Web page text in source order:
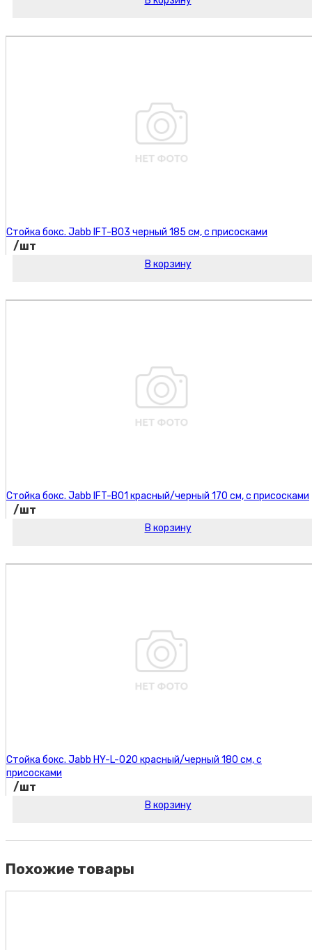
Стойка бокс. Jabb IFT-B03 черный 185 см, с присосками
/шт
В корзину
Стойка бокс. Jabb IFT-B01 красный/черный 170 см, с присосками
/шт
В корзину
Стойка бокс. Jabb HY-L-020 красный/черный 180 см, с
присосками
/шт
В корзину
Похожие товары